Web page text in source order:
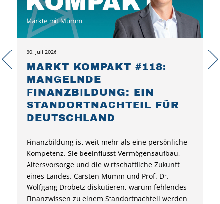
MARKT KOMPAKT #118:
MANGELNDE
FINANZBILDUNG: EIN
STANDORTNACHTEIL FÜR
DEUTSCHLAND
Finanzbildung ist weit mehr als eine persönliche
Kompetenz. Sie beeinflusst Vermögensaufbau,
Altersvorsorge und die wirtschaftliche Zukunft
eines Landes. Carsten Mumm und Prof. Dr.
Wolfgang Drobetz diskutieren, warum fehlendes
Finanzwissen zu einem Standortnachteil werden
30. Juli 2026